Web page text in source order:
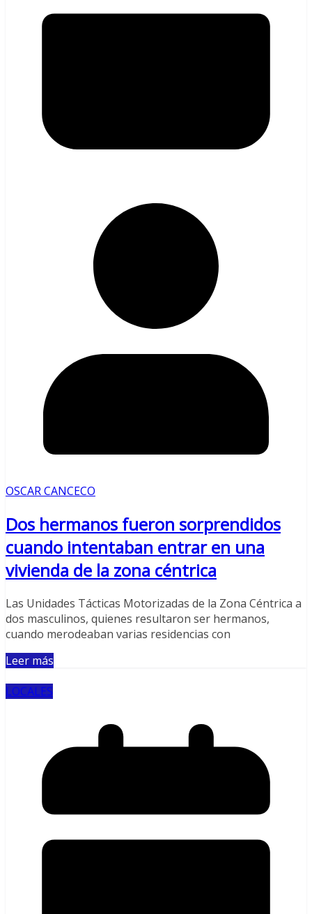
OSCAR CANCECO
Dos hermanos fueron sorprendidos
cuando intentaban entrar en una
vivienda de la zona céntrica
Las Unidades Tácticas Motorizadas de la Zona Céntrica a
dos masculinos, quienes resultaron ser hermanos,
cuando merodeaban varias residencias con
Leer más
LOCALES